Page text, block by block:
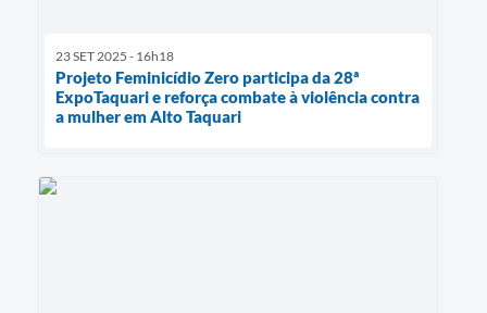
23 SET 2025 - 16h18
Projeto Feminicídio Zero participa da 28ª
ExpoTaquari e reforça combate à violência contra
a mulher em Alto Taquari